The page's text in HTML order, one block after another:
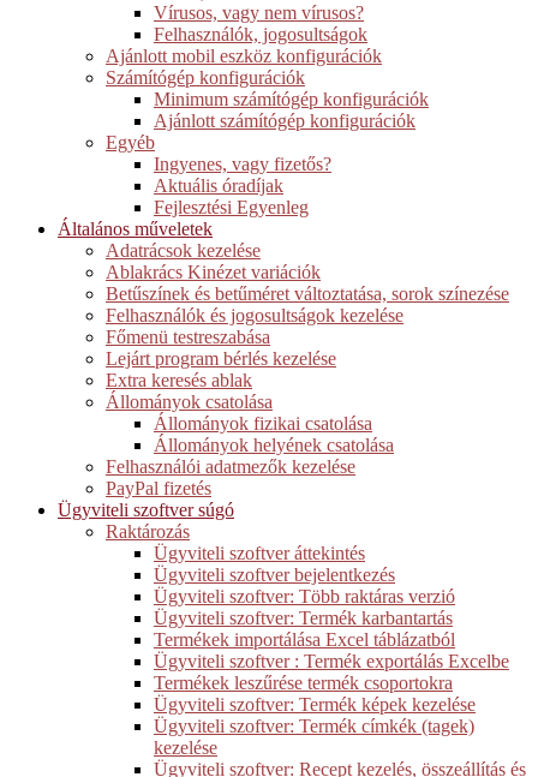
Vírusos, vagy nem vírusos?
Felhasználók, jogosultságok
Ajánlott mobil eszköz konfigurációk
Számítógép konfigurációk
Minimum számítógép konfigurációk
Ajánlott számítógép konfigurációk
Egyéb
Ingyenes, vagy fizetős?
Aktuális óradíjak
Fejlesztési Egyenleg
Általános műveletek
Adatrácsok kezelése
Ablakrács Kinézet variációk
Betűszínek és betűméret változtatása, sorok színezése
Felhasználók és jogosultságok kezelése
Főmenü testreszabása
Lejárt program bérlés kezelése
Extra keresés ablak
Állományok csatolása
Állományok fizikai csatolása
Állományok helyének csatolása
Felhasználói adatmezők kezelése
PayPal fizetés
Ügyviteli szoftver súgó
Raktározás
Ügyviteli szoftver áttekintés
Ügyviteli szoftver bejelentkezés
Ügyviteli szoftver: Több raktáras verzió
Ügyviteli szoftver: Termék karbantartás
Termékek importálása Excel táblázatból
Ügyviteli szoftver : Termék exportálás Excelbe
Termékek leszűrése termék csoportokra
Ügyviteli szoftver: Termék képek kezelése
Ügyviteli szoftver: Termék címkék (tagek)
kezelése
Ügyviteli szoftver: Recept kezelés, összeállítás és